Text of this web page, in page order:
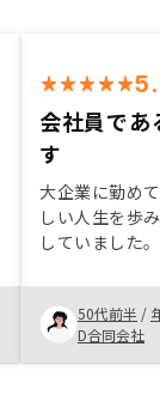
会社員であ
す
大企業に勤め
しい人生を歩
していました
だったため不
資産運用にも
ました。
50代前半 /
D合同会社